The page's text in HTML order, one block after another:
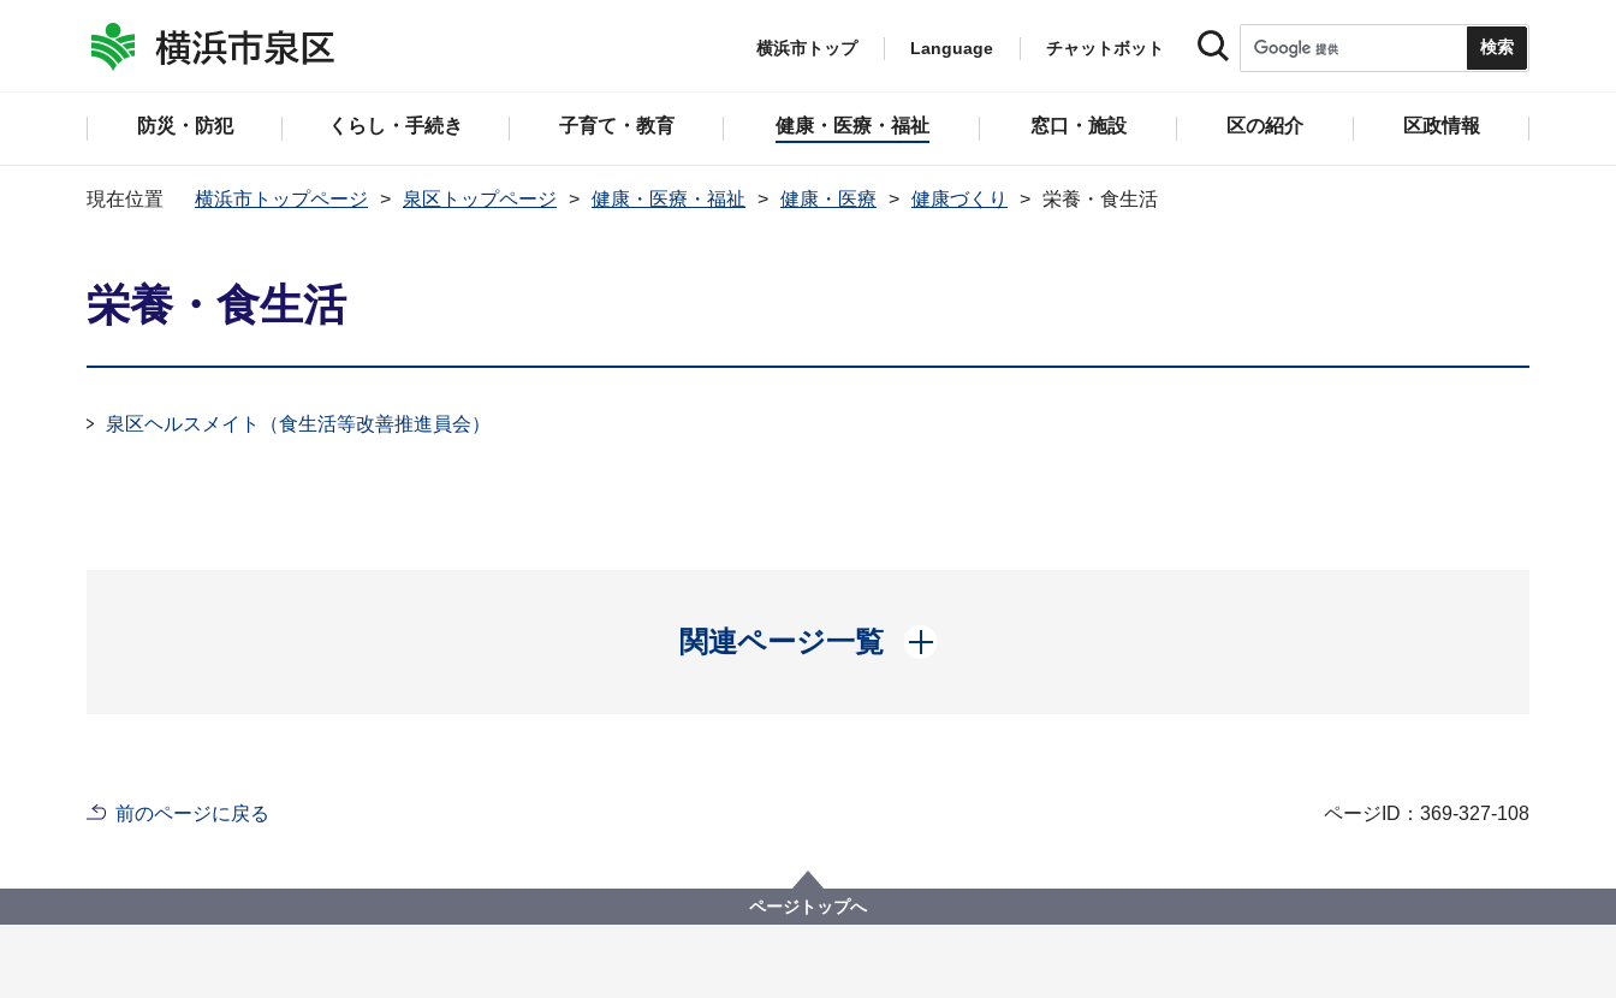
横浜市トップ Language チャットボット
防災・防犯 くらし・手続き 子育て・教育 健康・医療・福祉 窓口・施設 区の紹介 区政情報
現在位置 横浜市トップページ 泉区トップページ 健康・医療・福祉 健康・医療 健康づくり 栄養・食生活
栄養・食生活
泉区ヘルスメイト（食生活等改善推進員会）
関連ページ一覧
開く
前のページに戻る ページID：369-327-108
ページトップへ